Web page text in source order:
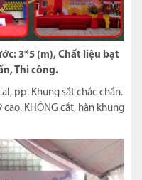
3*5 (m), Chất liệu bạt
Thi công.
pp. Khung sắt chắc chắn.
KHÔNG cắt, hàn khung